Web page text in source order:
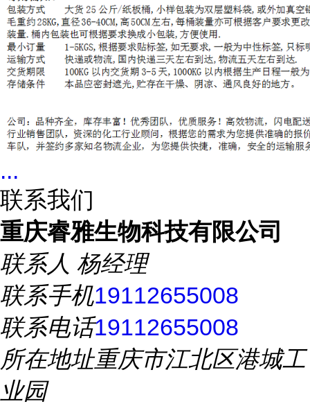
...
联系我们
重庆睿雅生物科技有限公司
联系人 杨经理
联系手机19112655008
联系电话19112655008
所在地址重庆市江北区港城工
业园